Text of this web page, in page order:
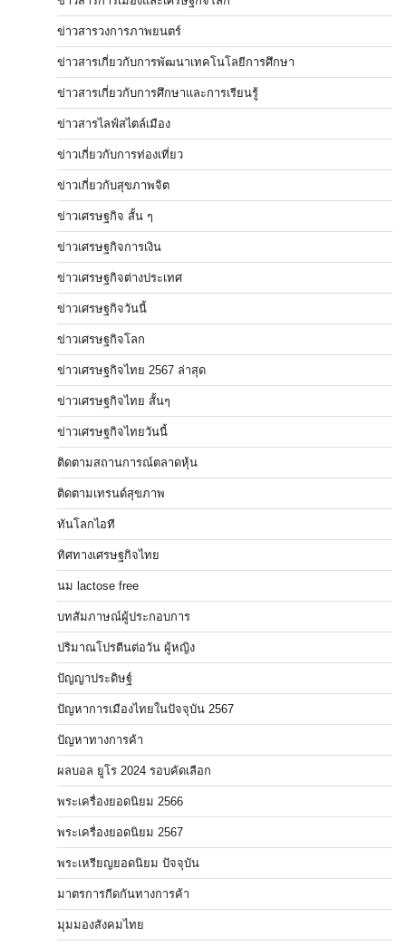
ข่าวสารวงการภาพยนตร์
ข่าวสารเกี่ยวกับการพัฒนาเทคโนโลยีการศึกษา
ข่าวสารเกี่ยวกับการศึกษาและการเรียนรู้
ข่าวสารไลฟ์สไตล์เมือง
ข่าวเกี่ยวกับการท่องเที่ยว
ข่าวเกี่ยวกับสุขภาพจิต
ข่าวเศรษฐกิจ สั้น ๆ
ข่าวเศรษฐกิจการเงิน
ข่าวเศรษฐกิจต่างประเทศ
ข่าวเศรษฐกิจวันนี้
ข่าวเศรษฐกิจโลก
ข่าวเศรษฐกิจไทย 2567 ล่าสุด
ข่าวเศรษฐกิจไทย สั้นๆ
ข่าวเศรษฐกิจไทยวันนี้
ติดตามสถานการณ์ตลาดหุ้น
ติดตามเทรนด์สุขภาพ
ทันโลกไอที
ทิศทางเศรษฐกิจไทย
นม lactose free
บทสัมภาษณ์ผู้ประกอบการ
ปริมาณโปรตีนต่อวัน ผู้หญิง
ปัญญาประดิษฐ์
ปัญหาการเมืองไทยในปัจจุบัน 2567
ปัญหาทางการค้า
ผลบอล ยูโร 2024 รอบคัดเลือก
พระเครื่องยอดนิยม 2566
พระเครื่องยอดนิยม 2567
พระเหรียญยอดนิยม ปัจจุบัน
มาตรการกีดกันทางการค้า
มุมมองสังคมไทย